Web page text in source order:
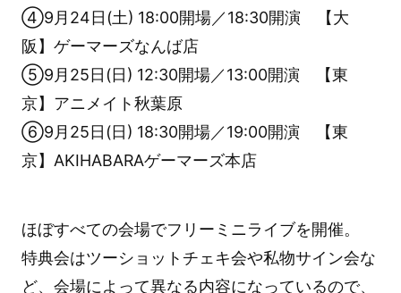
④9月24日(土) 18:00開場／18:30開演 【大
阪】ゲーマーズなんば店
⑤9月25日(日) 12:30開場／13:00開演 【東
京】アニメイト秋葉原
⑥9月25日(日) 18:30開場／19:00開演 【東
京】AKIHABARAゲーマーズ本店
ほぼすべての会場でフリーミニライブを開催。
特典会はツーショットチェキ会や私物サイン会な
ど、会場によって異なる内容になっているので、